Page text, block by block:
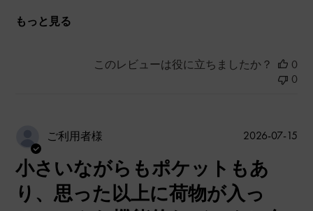
もっと見る
このレビューは役に立ちましたか？
0
0
ご利用者様
小さいながらもポケットもあ
り、思った以上に荷物が入っ
公
2026-07-15